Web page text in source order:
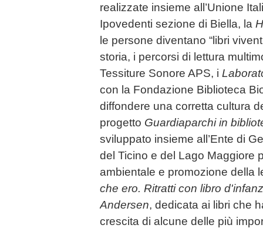
realizzate insieme all’Unione
Ipovedenti sezione di Biella, la
le persone diventano “libri
storia, i percorsi di lettura
Tessiture Sonore APS, i
con la Fondazione Biblioteca
diffondere una corretta cultura
progetto Guardiaparchi in
sviluppato insieme all’Ente di
del Ticino e del Lago Maggiore
ambientale e promozione della
che ero. Ritratti con libro
Andersen, dedicata ai libri che
crescita di alcune delle più